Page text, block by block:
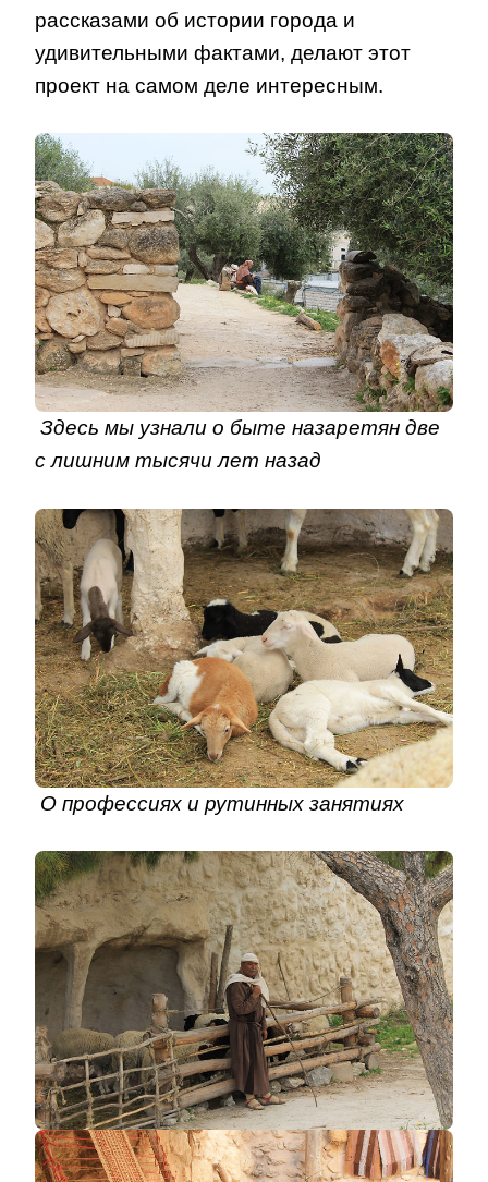
рассказами об истории города и
удивительными фактами, делают этот
проект на самом деле интересным.
Здесь мы узнали о быте назаретян две
с лишним тысячи лет назад
О профессиях и рутинных занятиях